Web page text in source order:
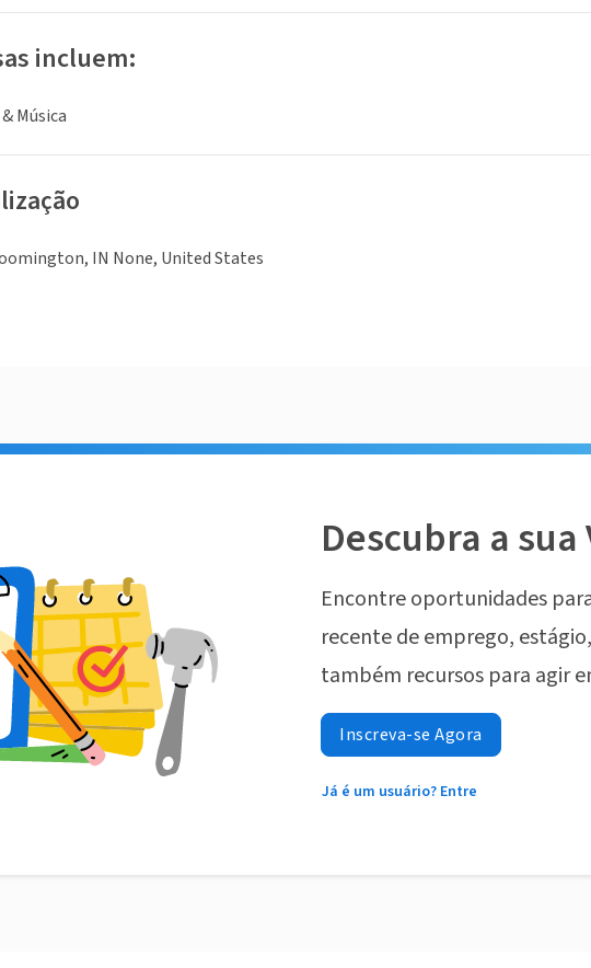
incluem:
Música
IN None, United States
Descubra a sua
Encontre oportunidades
recente de emprego,
também recursos para agir
Inscreva-se Agora
Já é um usuário? Entre